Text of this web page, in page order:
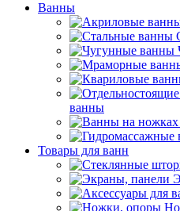
Ванны
ванны
Товары для ванн